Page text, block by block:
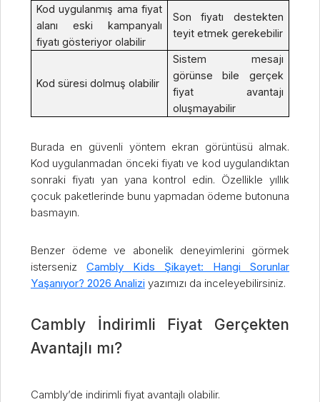
Kod uygulanmış ama fiyat
alanı eski kampanyalı
fiyatı gösteriyor olabilir
Son fiyatı destekten
teyit etmek gerekebilir
Kod süresi dolmuş olabilir
Sistem mesajı
görünse bile gerçek
fiyat avantajı
oluşmayabilir
Burada en güvenli yöntem ekran görüntüsü almak.
Kod uygulanmadan önceki fiyatı ve kod uygulandıktan
sonraki fiyatı yan yana kontrol edin. Özellikle yıllık
çocuk paketlerinde bunu yapmadan ödeme butonuna
basmayın.
Benzer ödeme ve abonelik deneyimlerini görmek
isterseniz Cambly Kids Şikayet: Hangi Sorunlar
Yaşanıyor? 2026 Analizi yazımızı da inceleyebilirsiniz.
Cambly İndirimli Fiyat Gerçekten
Avantajlı mı?
Cambly’de indirimli fiyat avantajlı olabilir.